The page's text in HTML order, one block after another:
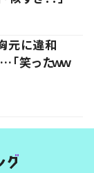
元に違和
笑ったｗｗ